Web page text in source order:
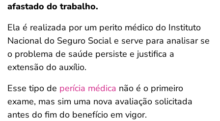
afastado do trabalho.
Ela é realizada por um perito médico do Instituto
Nacional do Seguro Social e serve para analisar se
o problema de saúde persiste e justifica a
extensão do auxílio.
Esse tipo de perícia médica não é o primeiro
exame, mas sim uma nova avaliação solicitada
antes do fim do benefício em vigor.